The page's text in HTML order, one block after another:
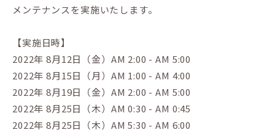
メンテナンスを実施いたします。
【実施日時】
2022年 8月12日（金）AM 2:00 - AM 5:00
2022年 8月15日（月）AM 1:00 - AM 4:00
2022年 8月19日（金）AM 2:00 - AM 5:00
2022年 8月25日（木）AM 0:30 - AM 0:45
2022年 8月25日（木）AM 5:30 - AM 6:00